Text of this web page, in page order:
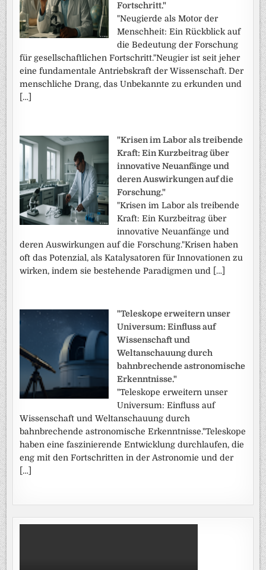
Fortschritt."
"Neugierde als Motor der
Menschheit: Ein Rückblick auf
die Bedeutung der Forschung
für gesellschaftlichen Fortschritt."Neugier ist seit jeher
eine fundamentale Antriebskraft der Wissenschaft. Der
menschliche Drang, das Unbekannte zu erkunden und
[…]
"Krisen im Labor als treibende
Kraft: Ein Kurzbeitrag über
innovative Neuanfänge und
deren Auswirkungen auf die
Forschung."
"Krisen im Labor als treibende
Kraft: Ein Kurzbeitrag über
innovative Neuanfänge und
deren Auswirkungen auf die Forschung."Krisen haben
oft das Potenzial, als Katalysatoren für Innovationen zu
wirken, indem sie bestehende Paradigmen und […]
"Teleskope erweitern unser
Universum: Einfluss auf
Wissenschaft und
Weltanschauung durch
bahnbrechende astronomische
Erkenntnisse."
"Teleskope erweitern unser
Universum: Einfluss auf
Wissenschaft und Weltanschauung durch
bahnbrechende astronomische Erkenntnisse."Teleskope
haben eine faszinierende Entwicklung durchlaufen, die
eng mit den Fortschritten in der Astronomie und der
[…]